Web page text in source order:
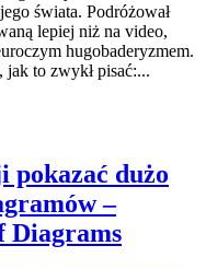
świata. Podróżował
lepiej niż na video,
hugobaderyzmem.
to zwykł pisać:...
pokazać dużo
–
Diagrams